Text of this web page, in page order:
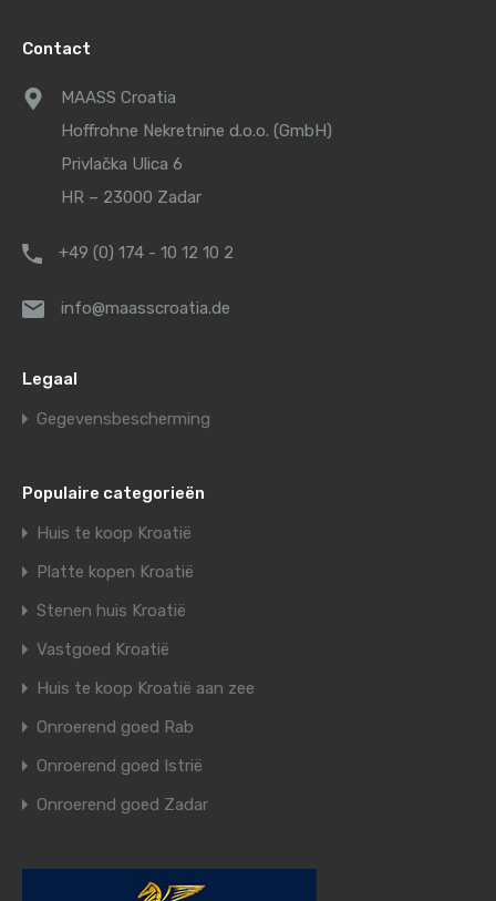
Contact
MAASS Croatia
Hoffrohne Nekretnine d.o.o. (GmbH)
Privlačka Ulica 6
HR – 23000 Zadar
+49 (0) 174 - 10 12 10 2
info@maasscroatia.de
Legaal
Gegevensbescherming
Populaire categorieën
Huis te koop Kroatië
Platte kopen Kroatië
Stenen huis Kroatië
Vastgoed Kroatië
Huis te koop Kroatië aan zee
Onroerend goed Rab
Onroerend goed Istrië
Onroerend goed Zadar